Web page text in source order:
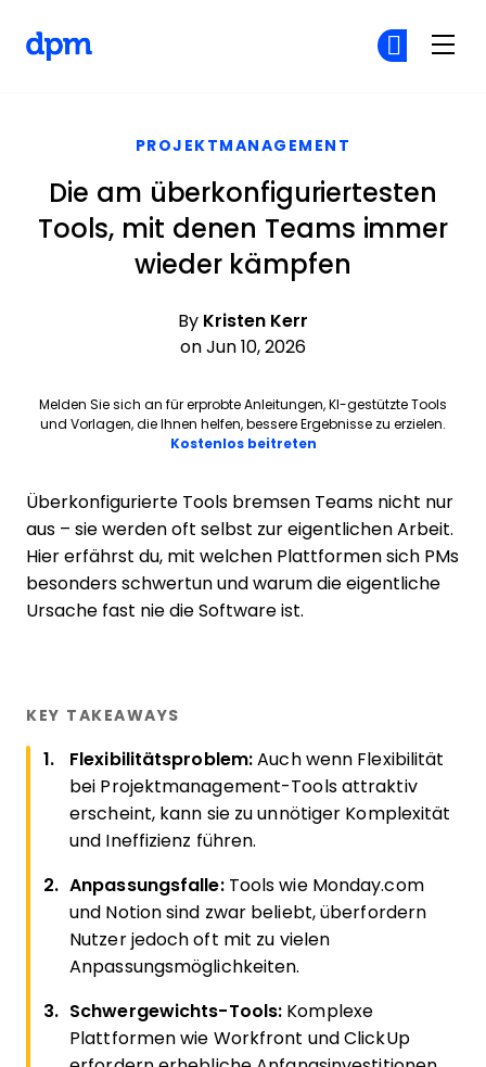
PROJEKTMANAGEMENT
Die am überkonfiguriertesten
Tools, mit denen Teams immer
wieder kämpfen
By Kristen Kerr
on Jun 10, 2026
Melden Sie sich an für erprobte Anleitungen, KI-gestützte Tools
und Vorlagen, die Ihnen helfen, bessere Ergebnisse zu erzielen.
Kostenlos beitretenOpens new window
Überkonfigurierte Tools bremsen Teams nicht nur
aus – sie werden oft selbst zur eigentlichen Arbeit.
Hier erfährst du, mit welchen Plattformen sich PMs
besonders schwertun und warum die eigentliche
Ursache fast nie die Software ist.
KEY TAKEAWAYS
Flexibilitätsproblem: Auch wenn Flexibilität
bei Projektmanagement-Tools attraktiv
erscheint, kann sie zu unnötiger Komplexität
und Ineffizienz führen.
Anpassungsfalle: Tools wie Monday.com
und Notion sind zwar beliebt, überfordern
Nutzer jedoch oft mit zu vielen
Anpassungsmöglichkeiten.
Schwergewichts-Tools: Komplexe
Plattformen wie Workfront und ClickUp